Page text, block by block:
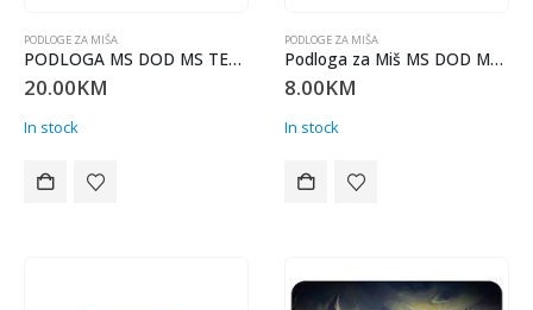
PODLOGE ZA MIŠA
PODLOGA MS DOD MS TERIS XL505 gaming
20.00KM
In stock
PODLOGE ZA MIŠA
Podloga za Miš MS DOD MS TERIS L500
8.00KM
In stock